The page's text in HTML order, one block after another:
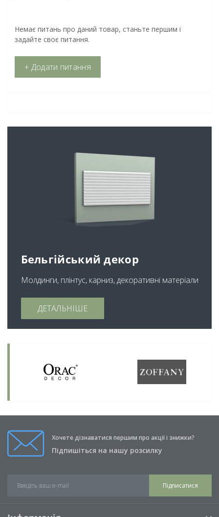
Немає питань про даний товар, станьте першим і
задайте своє питання.
+ Додати питання
Бельгійський декор
Молдинги, плінтус, карниз, декоративні матеріали
ДЕТАЛЬНІШЕ
Хочете дізнаватися першим про акції і знижки?
Підпишіться на нашу розсилку
Підписатися